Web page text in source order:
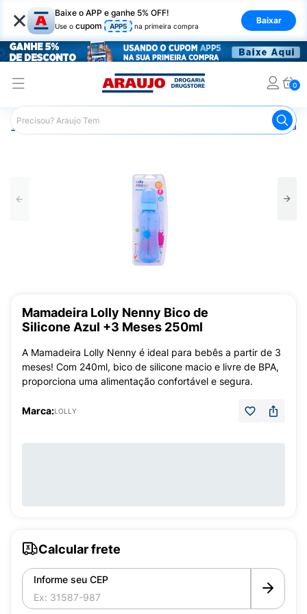
× Baixe o APP e ganhe 5% OFF!
Use o cupom APP5 na primeira compra
Baixar
0
Araujo Infantil
Mamadeira Lolly Nenny Bico de
Silicone Azul +3 Meses 250ml
A Mamadeira Lolly Nenny é ideal para bebês a partir de 3
meses! Com 240ml, bico de silicone macio e livre de BPA,
proporciona uma alimentação confortável e segura.
Marca:LOLLY
Calcular frete
Informe seu CEP